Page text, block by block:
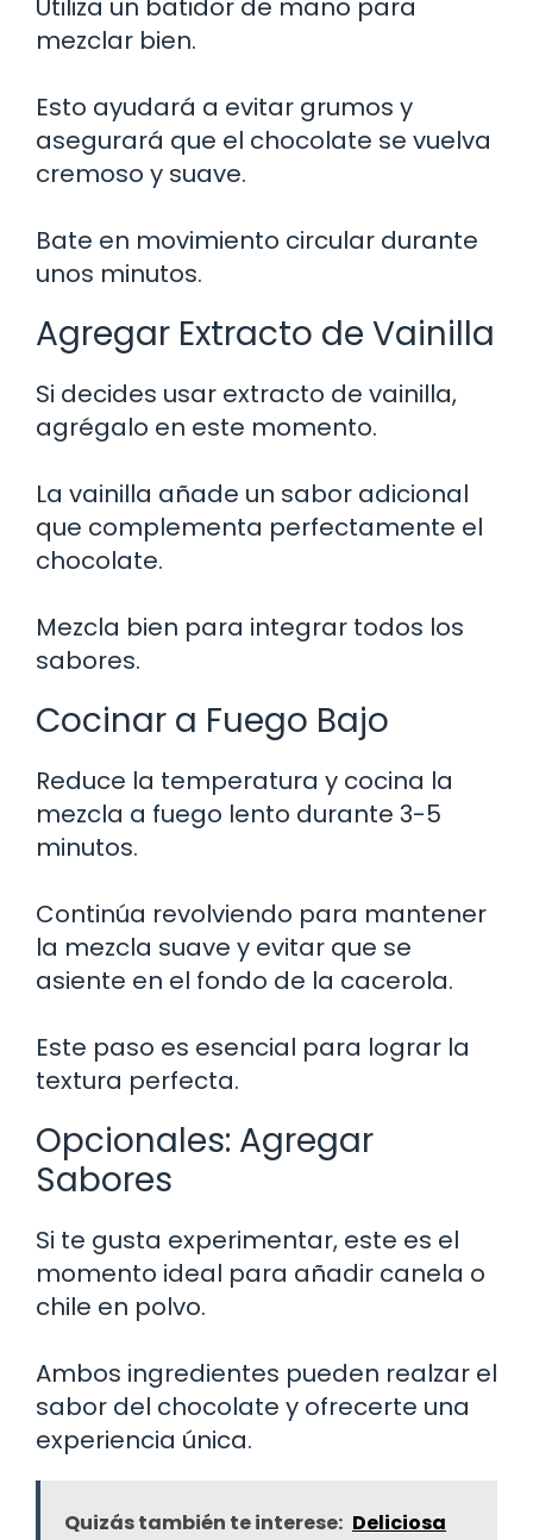
mezclar bien.
Esto ayudará a evitar grumos y
asegurará que el chocolate se vuelva
cremoso y suave.
Bate en movimiento circular durante
unos minutos.
Agregar Extracto de Vainilla
Si decides usar extracto de vainilla,
agrégalo en este momento.
La vainilla añade un sabor adicional
que complementa perfectamente el
chocolate.
Mezcla bien para integrar todos los
sabores.
Cocinar a Fuego Bajo
Reduce la temperatura y cocina la
mezcla a fuego lento durante 3-5
minutos.
Continúa revolviendo para mantener
la mezcla suave y evitar que se
asiente en el fondo de la cacerola.
Este paso es esencial para lograr la
textura perfecta.
Opcionales: Agregar
Sabores
Si te gusta experimentar, este es el
momento ideal para añadir canela o
chile en polvo.
Ambos ingredientes pueden realzar el
sabor del chocolate y ofrecerte una
experiencia única.
Quizás también te interese: Deliciosa